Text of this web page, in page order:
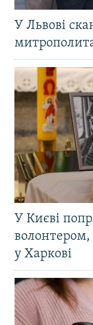
У Львові
У Києві
волонтером,
у Харкові